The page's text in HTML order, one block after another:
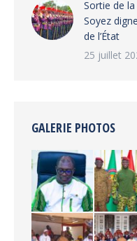
‎Sortie de
Soyez
de l’État
25 juillet
GALERIE PHOTOS